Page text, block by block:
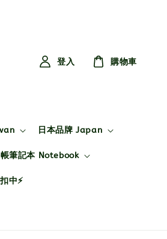
日本品牌 Japan
筆記本 Notebook
中⚡
登入 購物車